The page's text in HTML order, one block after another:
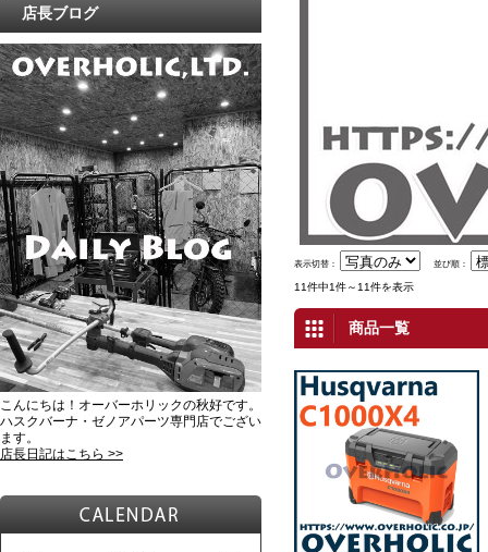
表示切替： 並び順：
11件中1件～11件を表示
商品一覧
店長ブログ
こんにちは！オーバーホリックの秋好です。
ハスクバーナ・ゼノアパーツ専門店でござい
ます。
店長日記はこちら >>